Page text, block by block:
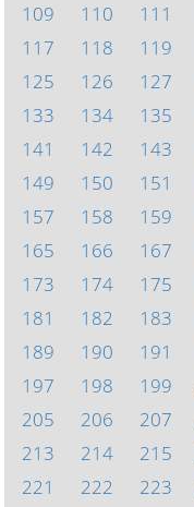
109
110 111
117
118 119
125
126 127
133
134 135
141
142 143
149
150 151
157
158 159
165
166 167
173
174 175
181
182 183
189
190 191
197
198 199
205
206 207
213
214 215
221
222 223